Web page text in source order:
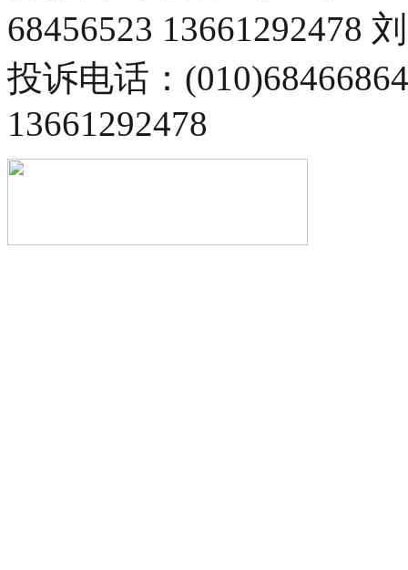
68456523 13661292478
投诉电话：
13661292478